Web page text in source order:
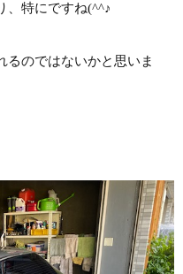
、特にですね(^^♪
るのではないかと思いま